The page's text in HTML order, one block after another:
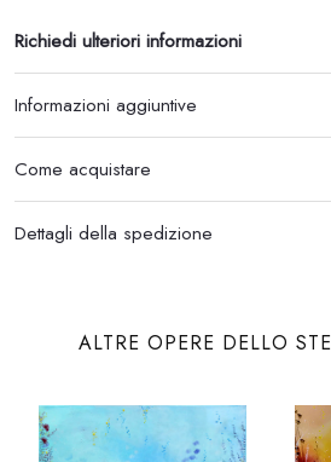
Richiedi ulteriori informazioni
Informazioni aggiuntive
Come acquistare
Dettagli della spedizione
ALTRE OPERE DELLO